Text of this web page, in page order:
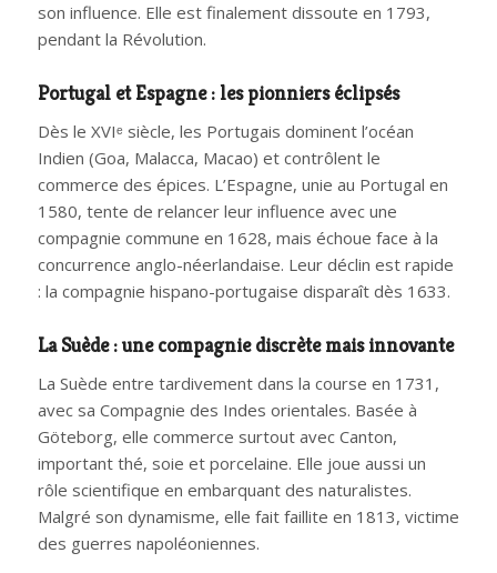
son influence. Elle est finalement dissoute en 1793,
pendant la Révolution.
Portugal et Espagne : les pionniers éclipsés
Dès le XVIᵉ siècle, les Portugais dominent l’océan
Indien (Goa, Malacca, Macao) et contrôlent le
commerce des épices. L’Espagne, unie au Portugal en
1580, tente de relancer leur influence avec une
compagnie commune en 1628, mais échoue face à la
concurrence anglo-néerlandaise. Leur déclin est rapide
: la compagnie hispano-portugaise disparaît dès 1633.
La Suède : une compagnie discrète mais innovante
La Suède entre tardivement dans la course en 1731,
avec sa Compagnie des Indes orientales. Basée à
Göteborg, elle commerce surtout avec Canton,
important thé, soie et porcelaine. Elle joue aussi un
rôle scientifique en embarquant des naturalistes.
Malgré son dynamisme, elle fait faillite en 1813, victime
des guerres napoléoniennes.